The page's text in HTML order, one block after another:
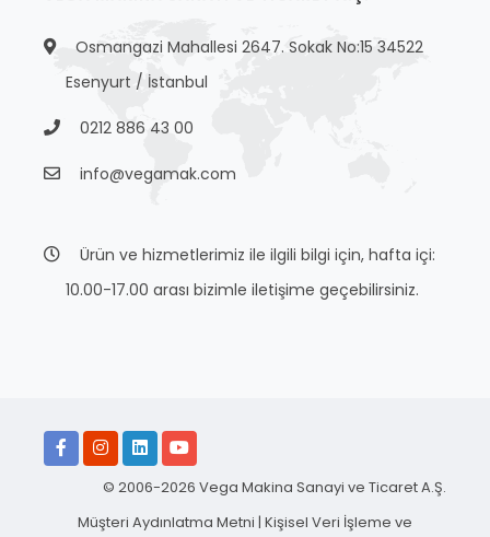
Osmangazi Mahallesi 2647. Sokak No:15 34522
Esenyurt / İstanbul
0212 886 43 00
info@vegamak.com
Ürün ve hizmetlerimiz ile ilgili bilgi için, hafta içi:
10.00-17.00 arası bizimle iletişime geçebilirsiniz.
© 2006-2026 Vega Makina Sanayi ve Ticaret A.Ş.
Müşteri Aydınlatma Metni | Kişisel Veri İşleme ve